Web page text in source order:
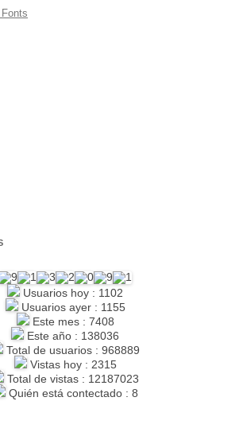
Usuarios hoy : 1102
Usuarios ayer : 1155
Este mes : 7408
Este año : 138036
Total de usuarios : 968889
Vistas hoy : 2315
Total de vistas : 12187023
Quién está contectado : 8